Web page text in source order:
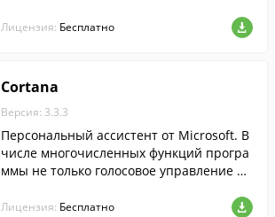
Лицензия: Бесплатно
Cortana
Версия: 3.3.3
Персональный ассистент от Microsoft. В
числе многочисленных функций програ
ммы не только голосовое управление мо
ь создания связки между смартфоном и
Лицензия: Бесплатно